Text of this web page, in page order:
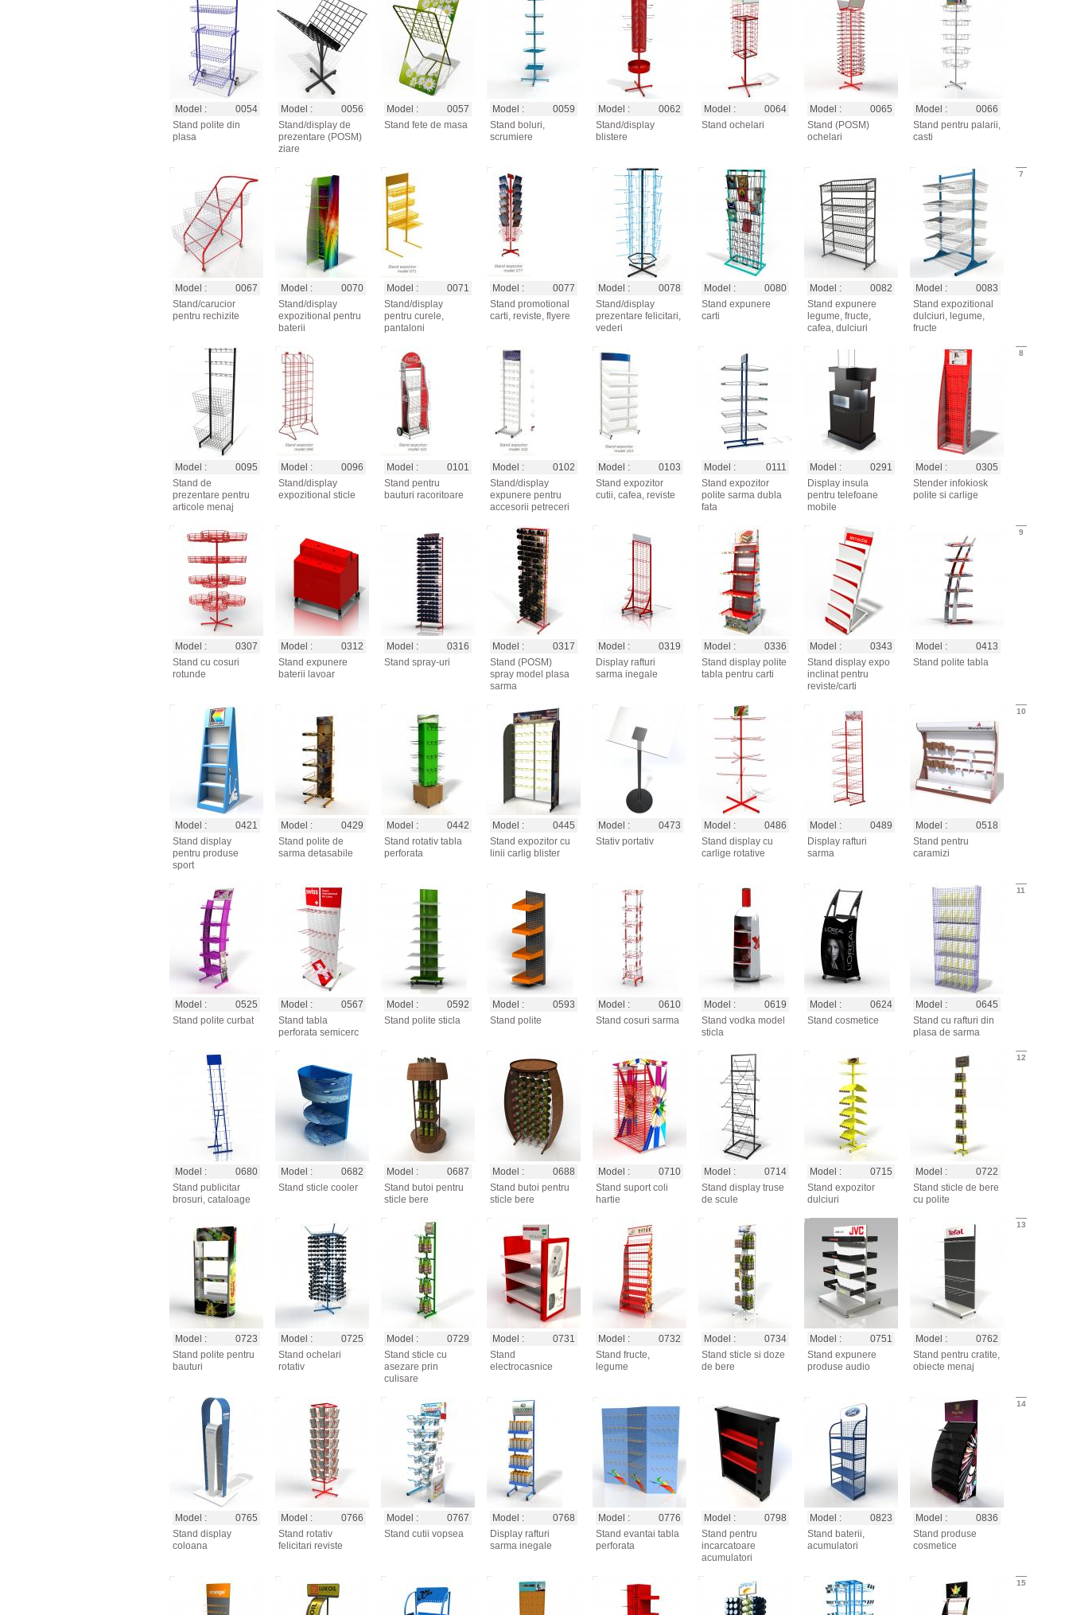
Model :
0054
Stand polite din
plasa
Model :
0056
Stand/display de
prezentare (POSM)
ziare
Model :
0057
Stand fete de masa
Model :
0059
Stand boluri,
scrumiere
Model :
0062
Stand/display
blistere
Model :
0064
Stand ochelari
Model :
0065
Stand (POSM)
ochelari
Model :
0066
Stand pentru palarii,
casti
Model :
0067
Stand/carucior
pentru rechizite
Model :
0070
Stand/display
expozitional pentru
baterii
Model :
0071
Stand/display
pentru curele,
pantaloni
Model :
0077
Stand promotional
carti, reviste, flyere
Model :
0078
Stand/display
prezentare felicitari,
vederi
Model :
0080
Stand expunere
carti
Model :
0082
Stand expunere
legume, fructe,
cafea, dulciuri
Model :
0083
Stand expozitional
dulciuri, legume,
fructe
7
Model :
0095
Stand de
prezentare pentru
articole menaj
Model :
0096
Stand/display
expozitional sticle
Model :
0101
Stand pentru
bauturi racoritoare
Model :
0102
Stand/display
expunere pentru
accesorii petreceri
Model :
0103
Stand expozitor
cutii, cafea, reviste
Model :
0111
Stand expozitor
polite sarma dubla
fata
Model :
0291
Display insula
pentru telefoane
mobile
Model :
0305
Stender infokiosk
polite si carlige
8
Model :
0307
Stand cu cosuri
rotunde
Model :
0312
Stand expunere
baterii lavoar
Model :
0316
Stand spray-uri
Model :
0317
Stand (POSM)
spray model plasa
sarma
Model :
0319
Display rafturi
sarma inegale
Model :
0336
Stand display polite
tabla pentru carti
Model :
0343
Stand display expo
inclinat pentru
reviste/carti
Model :
0413
Stand polite tabla
9
Model :
0421
Stand display
pentru produse
sport
Model :
0429
Stand polite de
sarma detasabile
Model :
0442
Stand rotativ tabla
perforata
Model :
0445
Stand expozitor cu
linii carlig blister
Model :
0473
Stativ portativ
Model :
0486
Stand display cu
carlige rotative
Model :
0489
Display rafturi
sarma
Model :
0518
Stand pentru
caramizi
10
Model :
0525
Stand polite curbat
Model :
0567
Stand tabla
perforata semicerc
Model :
0592
Stand polite sticla
Model :
0593
Stand polite
Model :
0610
Stand cosuri sarma
Model :
0619
Stand vodka model
sticla
Model :
0624
Stand cosmetice
Model :
0645
Stand cu rafturi din
plasa de sarma
11
Model :
0680
Stand publicitar
brosuri, cataloage
Model :
0682
Stand sticle cooler
Model :
0687
Stand butoi pentru
sticle bere
Model :
0688
Stand butoi pentru
sticle bere
Model :
0710
Stand suport coli
hartie
Model :
0714
Stand display truse
de scule
Model :
0715
Stand expozitor
dulciuri
Model :
0722
Stand sticle de bere
cu polite
12
Model :
0723
Stand polite pentru
bauturi
Model :
0725
Stand ochelari
rotativ
Model :
0729
Stand sticle cu
asezare prin
culisare
Model :
0731
Stand
electrocasnice
Model :
0732
Stand fructe,
legume
Model :
0734
Stand sticle si doze
de bere
Model :
0751
Stand expunere
produse audio
Model :
0762
Stand pentru cratite,
obiecte menaj
13
Model :
0765
Stand display
coloana
Model :
0766
Stand rotativ
felicitari reviste
Model :
0767
Stand cutii vopsea
Model :
0768
Display rafturi
sarma inegale
Model :
0776
Stand evantai tabla
perforata
Model :
0798
Stand pentru
incarcatoare
acumulatori
Model :
0823
Stand baterii,
acumulatori
Model :
0836
Stand produse
cosmetice
14
15